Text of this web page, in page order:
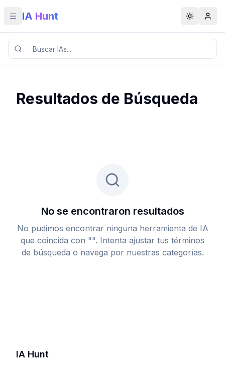
Toggle menu
IA Hunt Toggle
Resultados de Búsqueda
No se encontraron resultados
No pudimos encontrar ninguna herramienta de IA
que coincida con "". Intenta ajustar tus términos
de búsqueda o navega por nuestras categorías.
IA Hunt